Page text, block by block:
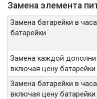
Замена элемента
Замена батарейки в
батарейки
Замена каждой
включая цену батарейки
Замена батарейки в
включая цену батарейки